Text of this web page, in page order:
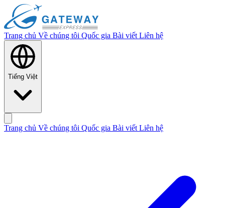
Trang chủ Về chúng tôi Quốc gia Bài viết Liên hệ
Tiếng Việt
Trang chủ Về chúng tôi Quốc gia Bài viết Liên hệ